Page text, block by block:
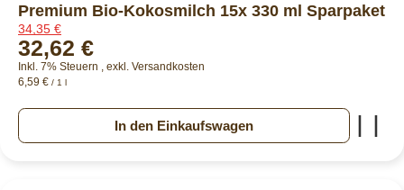
Premium Bio-Kokosmilch 15x 330 ml Sparpaket
34,35 €
32,62 €
Inkl. 7% Steuern , exkl. Versandkosten
6,59 € / 1 l
In den Einkaufswagen